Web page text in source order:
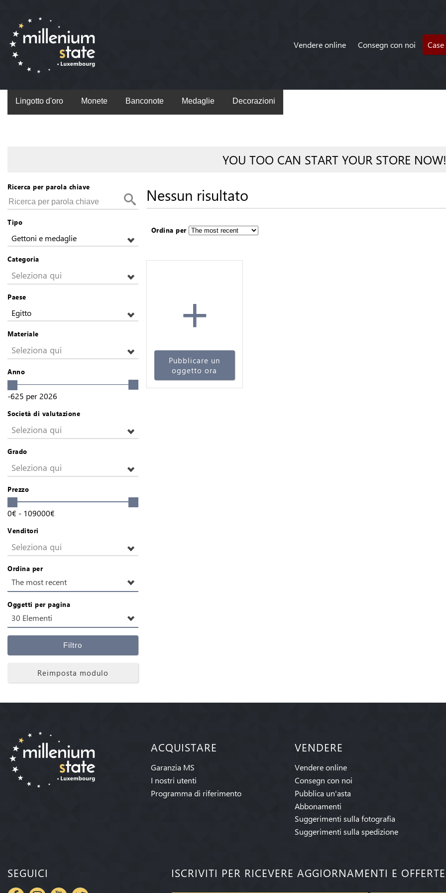
Vendere online Consegn con noi
Lingotto d'oro Monete Banconote Medaglie Decorazioni
YOU TOO CAN START YOUR STORE NOW!
Ricerca per parola chiave
Tipo
Gettoni e medaglie
Categoria
Seleziona qui
Paese
Egitto
Materiale
Seleziona qui
Anno
-625 per 2026
Società di valutazione
Seleziona qui
Grado
Seleziona qui
Prezzo
0€ - 109000€
Venditori
Seleziona qui
Ordina per
The most recent
Oggetti per pagina
30 Elementi
Filtro
Reimposta modulo
Nessun risultato
Ordina per
+
Pubblicare un
oggetto ora
ACQUISTARE
Garanzia MS
I nostri utenti
Programma di riferimento
VENDERE
Vendere online
Consegn con noi
Pubblica un'asta
Abbonamenti
Suggerimenti sulla fotografia
Suggerimenti sulla spedizione
SEGUICI ISCRIVITI PER RICEVERE AGGIORNAMENTI E